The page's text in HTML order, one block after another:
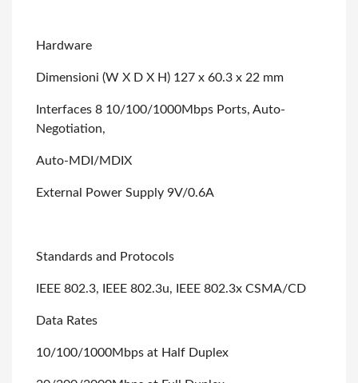
Hardware
Dimensioni (W X D X H) 127 x 60.3 x 22 mm
Interfaces 8 10/100/1000Mbps Ports, Auto-
Negotiation,
Auto-MDI/MDIX
External Power Supply 9V/0.6A
Standards and Protocols
IEEE 802.3, IEEE 802.3u, IEEE 802.3x CSMA/CD
Data Rates
10/100/1000Mbps at Half Duplex